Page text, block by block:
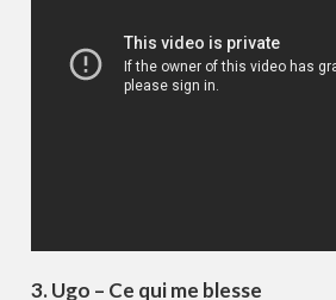
3. Ugo – Ce qui me blesse